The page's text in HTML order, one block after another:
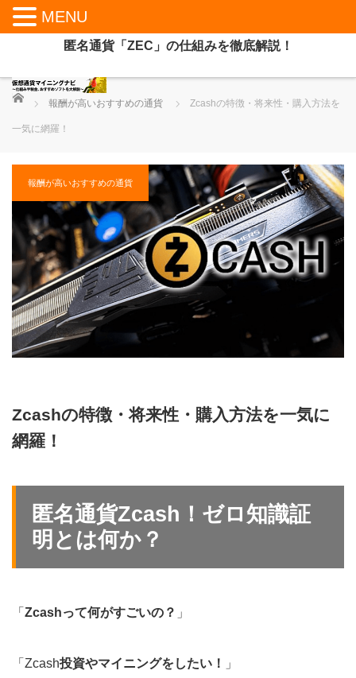
匿名通貨「ZEC」の仕組みを徹底解説！
ホーム
報酬が高いおすすめの通貨 Zcashの特徴・将来性・購入方法を
一気に網羅！
報酬が高いおすすめの通貨
Zcashの特徴・将来性・購入方法を一気に
網羅！
匿名通貨Zcash！ゼロ知識証
明とは何か？
「 Zcashって何がすごいの？ 」
「Zcash投資やマイニングをしたい！ 」
MENU